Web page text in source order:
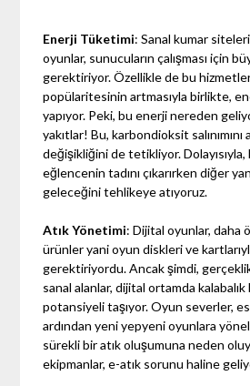
Enerji Tüketimi: Sanal kumar
oyunlar, sunucuların çalışması için
gerektiriyor. Özellikle de bu
popülaritesinin artmasıyla birlikte,
yapıyor. Peki, bu enerji nereden
yakıtlar! Bu, karbondioksit salınımını
değişikliğini de tetikliyor. Dolayısıyla,
eğlencenin tadını çıkarırken diğer
geleceğini tehlikeye atıyoruz.
Atık Yönetimi: Dijital oyunlar, daha
ürünler yani oyun diskleri ve
gerektiriyordu. Ancak şimdi,
sanal alanlar, dijital ortamda kalabalık
potansiyeli taşıyor. Oyun severler,
ardından yeni yepyeni oyunlara
sürekli bir atık oluşumuna neden
ekipmanlar, e-atık sorunu haline